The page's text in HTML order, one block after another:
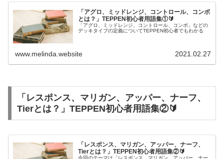
「アグロ、ミッドレンジ、コントロール、コンボ
とは？」TEPPEN初心者用語集①🔰
「アグロ、ミッドレンジ、コントロール、コンボ」などの
デッキタイプの定義についてTEPPEN初心者でもわかる
www.melinda.website 2021.02.27
「レスポンス、マリガン、アッパー、ナーフ、
Tierとは？」TEPPEN初心者用語集②🔰
「レスポンス、マリガン、アッパー、ナーフ、
Tierとは？」TEPPEN初心者用語集②🔰
今回のテーマは「レスポンス、マリガン、アッパー、ナー